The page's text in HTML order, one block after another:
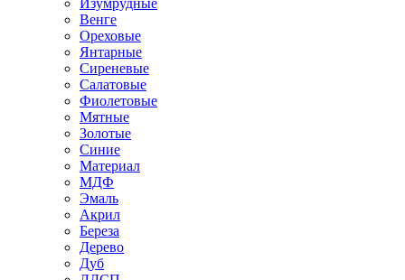
Изумрудные
Венге
Ореховые
Янтарные
Сиреневые
Салатовые
Фиолетовые
Мятные
Золотые
Синие
Материал
МДФ
Эмаль
Акрил
Береза
Дерево
Дуб